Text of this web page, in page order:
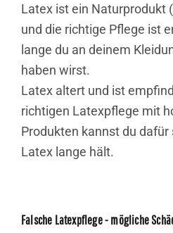
Latex ist ein Naturprodukt
und die richtige Pflege ist
lange du an deinem
haben wirst.
Latex altert und ist
richtigen Latexpflege mit
Produkten kannst du dafür
Latex lange hält.
Falsche Latexpflege - mögliche